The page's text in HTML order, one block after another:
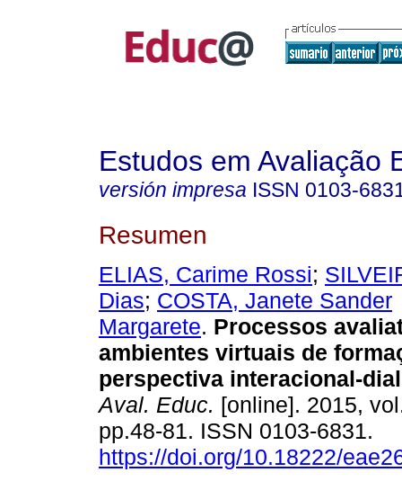
Estudos em Avaliação
versión impresa ISSN 0103-
Resumen
ELIAS, Carime Rossi;
Dias; COSTA, Janete Sander
Margarete. Processos
ambientes virtuais de
perspectiva interacional-
Aval. Educ. [online]. 2015,
pp.48-81. ISSN 0103-6831.
https://doi.org/10.18222/